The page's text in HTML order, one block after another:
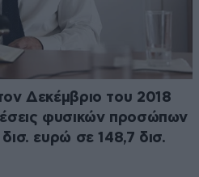
Δεκέμβριο του 2018
φυσικών προσώπων
ευρώ σε 148,7 δισ.